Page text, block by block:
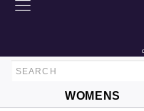
WOMENS